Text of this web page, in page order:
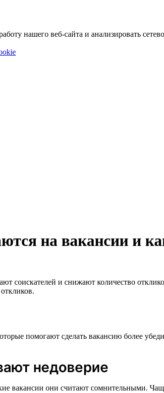
нашего веб-сайта и анализировать
на вакансии и
соискателей и снижают количество
помогают сделать вакансию более
недоверие
вакансии они считают сомнительными.